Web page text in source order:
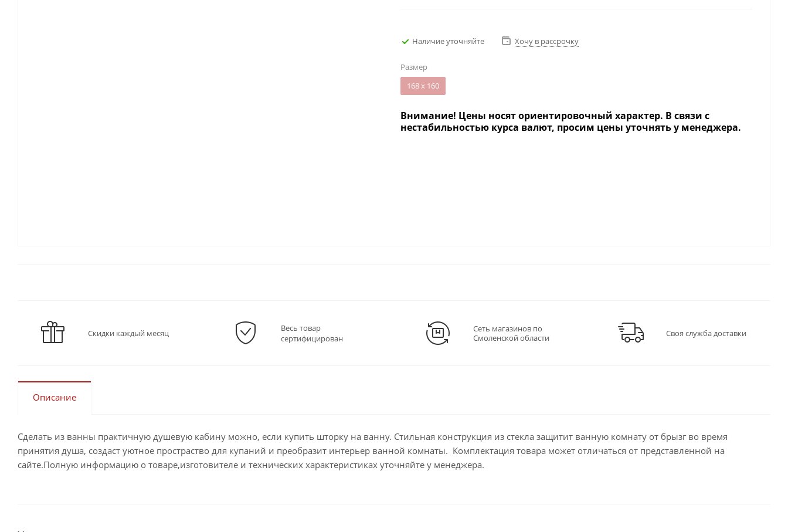
Наличие уточняйте Хочу в рассрочку
Размер
168 х 160
Внимание! Цены носят ориентировочный характер. В связи с
нестабильностью курса валют, просим цены уточнять у менеджера.
Скидки каждый месяц
Весь товар
сертифицирован
Сеть магазинов по
Смоленской области
Своя служба доставки
Описание
Сделать из ванны практичную душевую кабину можно, если купить шторку на ванну. Стильная конструкция из стекла защитит ванную комнату от брызг во время
принятия душа, создаст уютное простраство для купаний и преобразит интерьер ванной комнаты. Комплектация товара может отличаться от представленной на
сайте.Полную информацию о товаре,изготовителе и технических характеристиках уточняйте у менеджера.